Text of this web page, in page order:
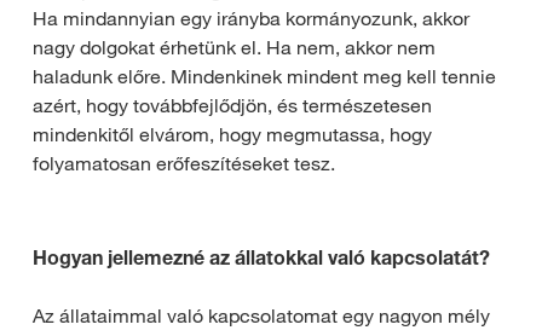
Ha mindannyian egy irányba kormányozunk, akkor
nagy dolgokat érhetünk el. Ha nem, akkor nem
haladunk előre. Mindenkinek mindent meg kell tennie
azért, hogy továbbfejlődjön, és természetesen
mindenkitől elvárom, hogy megmutassa, hogy
folyamatosan erőfeszítéseket tesz.
Hogyan jellemezné az állatokkal való kapcsolatát?
Az állataimmal való kapcsolatomat egy nagyon mély